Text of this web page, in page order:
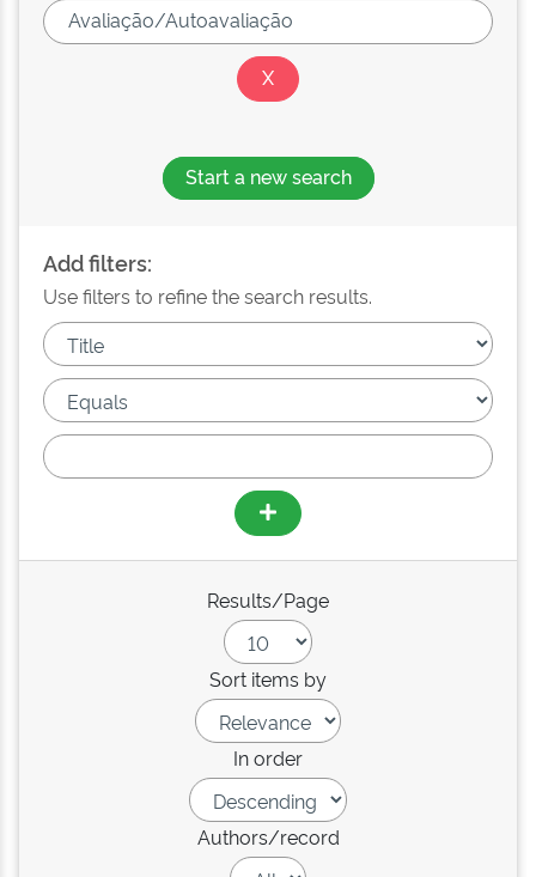
Start a new search
Add filters:
Use filters to refine the search results.
Results/Page
Sort items by
In order
Authors/record